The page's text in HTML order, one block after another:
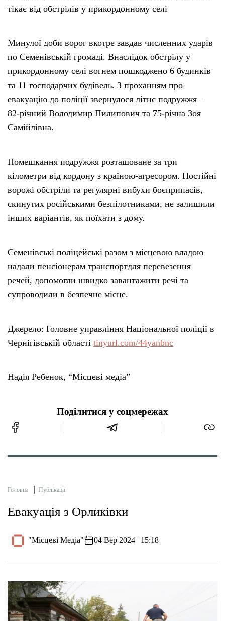
тікає від обстрілів у прикордонному селі
Минулої доби ворог вкотре завдав численних ударів
по Семенівській громаді. Внаслідок обстрілу у
прикордонному селі вогнем пошкоджено 6 будинків
та 11 господарчих будівель. З проханням про
евакуацію до поліції звернулося літнє подружжя –
82-річний Володимир Пилипович та 75-річна Зоя
Самійлівна.
Помешкання подружжя розташоване за три
кілометри від кордону з країною-агресором. Постійні
ворожі обстріли та регулярні вибухи боєприпасів,
скинутих російськими безпілотниками, не залишили
інших варіантів, як поїхати з дому.
Семенівські поліцейські разом з місцевою владою
надали пенсіонерам транспортдля перевезення
речей, допомогли швидко завантажити речі та
супроводили в безпечне місце.
Джерело: Головне управління Національної поліції в
Чернігівській області tinyurl.com/44yanbnc
Надія Ребенок, “Місцеві медіа”
Поділитися у соцмережах
Головна Публікації
Евакуація з Орликівки
"Місцеві Медіа" 04 Вер 2024 | 15:18